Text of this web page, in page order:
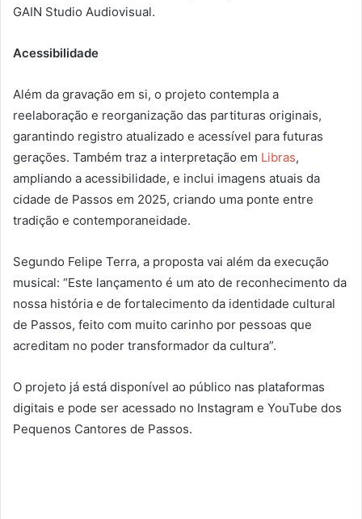
GAIN Studio Audiovisual.
Acessibilidade
Além da gravação em si, o projeto contempla a
reelaboração e reorganização das partituras originais,
garantindo registro atualizado e acessível para futuras
gerações. Também traz a interpretação em Libras,
ampliando a acessibilidade, e inclui imagens atuais da
cidade de Passos em 2025, criando uma ponte entre
tradição e contemporaneidade.
Segundo Felipe Terra, a proposta vai além da execução
musical: “Este lançamento é um ato de reconhecimento da
nossa história e de fortalecimento da identidade cultural
de Passos, feito com muito carinho por pessoas que
acreditam no poder transformador da cultura”.
O projeto já está disponível ao público nas plataformas
digitais e pode ser acessado no Instagram e YouTube dos
Pequenos Cantores de Passos.